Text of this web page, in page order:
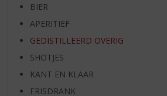
BIER
APERITIEF
GEDISTILLEERD OVERIG
SHOTJES
KANT EN KLAAR
FRISDRANK